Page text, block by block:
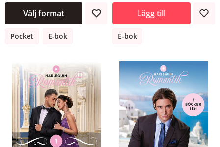
Välj format
Pocket E-bok
Lägg till
E-bok